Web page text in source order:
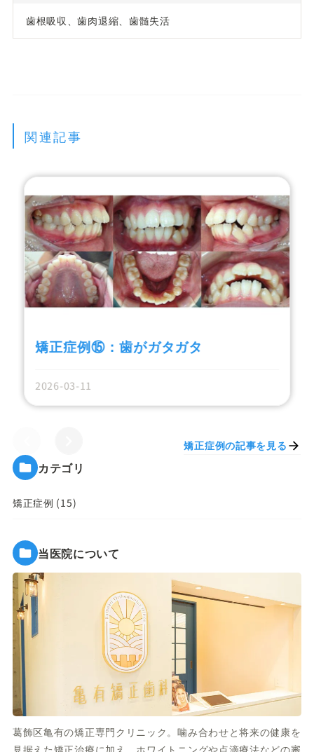
歯根吸収、歯肉退縮、歯髄失活
関連記事
矯正症例⑮：歯がガタガタ
2026-03-11
矯正症例の記事を見る
カテゴリ
矯正症例 (15)
当医院について
葛飾区亀有の矯正専門クリニック。噛み合わせと将来の健康を